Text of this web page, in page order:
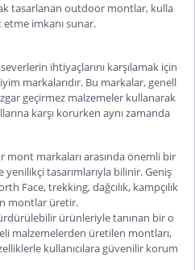
tasarlanan outdoor montlar, kulla
etme imkanı sunar.
ihtiyaçlarını karşılamak için
markalarıdır. Bu markalar, genell
geçirmez malzemeler kullanarak
karşı korurken aynı zamanda
mont markaları arasında önemli bir
tasarımlarıyla bilinir. Geniş
Face, trekking, dağcılık, kampçılık
montlar üretir.
ürünleriyle tanınan bir o
malzemelerden üretilen montları,
kullanıcılara güvenilir korum